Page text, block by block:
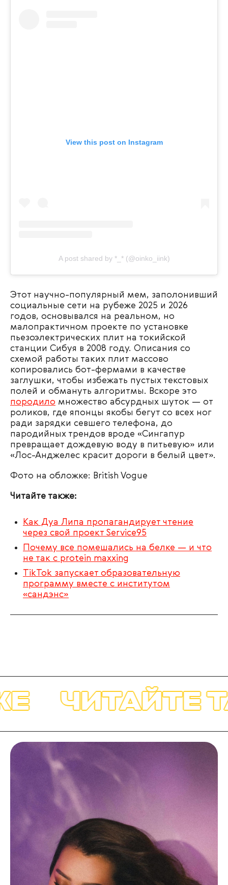
View this post on Instagram
A post shared by *_* (@oinko_iink)
Этот научно-популярный мем, заполонивший
социальные сети на рубеже 2025 и 2026
годов, основывался на реальном, но
малопрактичном проекте по установке
пьезоэлектрических плит на токийской
станции Сибуя в 2008 году. Описания со
схемой работы таких плит массово
копировались бот-фермами в качестве
заглушки, чтобы избежать пустых текстовых
полей и обмануть алгоритмы. Вскоре это
породило множество абсурдных шуток — от
роликов, где японцы якобы бегут со всех ног
ради зарядки севшего телефона, до
пародийных трендов вроде «Сингапур
превращает дождевую воду в питьевую» или
«Лос-Анджелес красит дороги в белый цвет».
Фото на обложке: British Vogue
Читайте также:
Как Дуа Липа пропагандирует чтение
через свой проект Service95
Почему все помешались на белке — и что
не так с protein maxxing
TikTok запускает образовательную
программу вместе с институтом
«сандэнс»
ЧИТАЙТЕ